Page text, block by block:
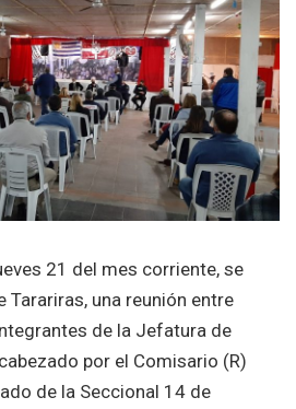
21 del mes corriente, se
Tarariras, una reunión entre
de la Jefatura de
por el Comisario (R)
de la Seccional 14 de